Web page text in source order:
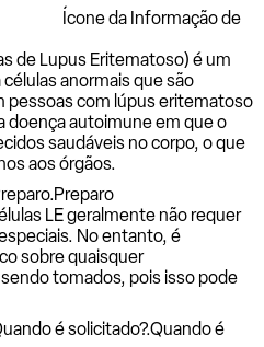
Ícone da Informação de
de Lupus Eritematoso) é um
anormais que são
com lúpus eritematoso
doença autoimune em que o
saudáveis no corpo, o que
aos órgãos.
Preparo
LE geralmente não requer
No entanto, é
sobre quaisquer
tomados, pois isso pode
é solicitado?.Quando é